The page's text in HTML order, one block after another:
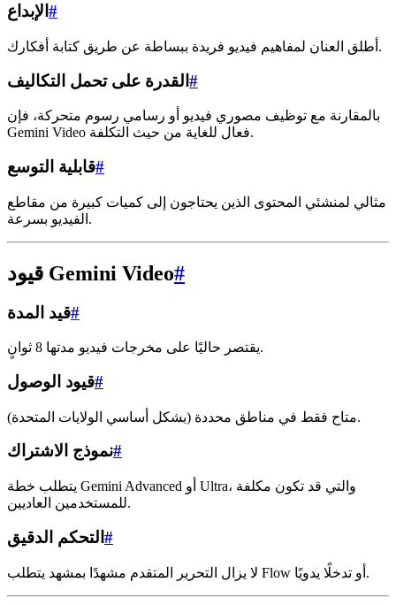
الإبداع #
أطلق العنان لمفاهيم فيديو فريدة ببساطة عن طريق كتابة أفكارك.
القدرة على تحمل التكاليف #
بالمقارنة مع توظيف مصوري فيديو أو رسامي رسوم متحركة، فإن
Gemini Video فعال للغاية من حيث التكلفة.
قابلية التوسع#
مثالي لمنشئي المحتوى الذين يحتاجون إلى كميات كبيرة من مقاطع
الفيديو بسرعة.
قيود Gemini Video#
قيد المدة#
يقتصر حاليًا على مخرجات فيديو مدتها 8 ثوانٍ.
قيود الوصول#
متاح فقط في مناطق محددة (بشكل أساسي الولايات المتحدة).
نموذج الاشتراك#
يتطلب خطة Gemini Advanced أو Ultra، والتي قد تكون مكلفة
للمستخدمين العاديين.
التحكم الدقيق #
لا يزال التحرير المتقدم مشهدًا بمشهد يتطلب Flow أو تدخلًا يدويًا.